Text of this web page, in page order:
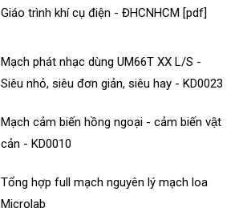
Giáo trình khí cụ điện - ĐHCNHCM [pdf]
Mạch phát nhạc dùng UM66T XX L/S -
Siêu nhỏ, siêu đơn giản, siêu hay - KD0023
Mạch cảm biến hồng ngoại - cảm biến vật
cản - KD0010
Tổng hợp full mạch nguyên lý mạch loa
Microlab